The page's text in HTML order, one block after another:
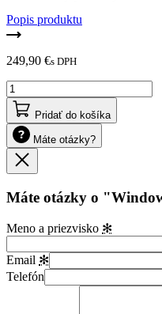
Popis produktu
249,90 €s DPH
množstvo
Windows
Server
Standard
2025
Pridať do košíka
Máte otázky?
Máte otázky o
Meno a priezvisko ✻
Email ✻
Telefón